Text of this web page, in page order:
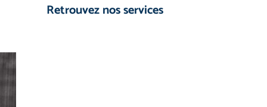
Retrouvez nos services